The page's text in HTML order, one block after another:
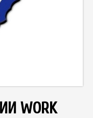
WORK